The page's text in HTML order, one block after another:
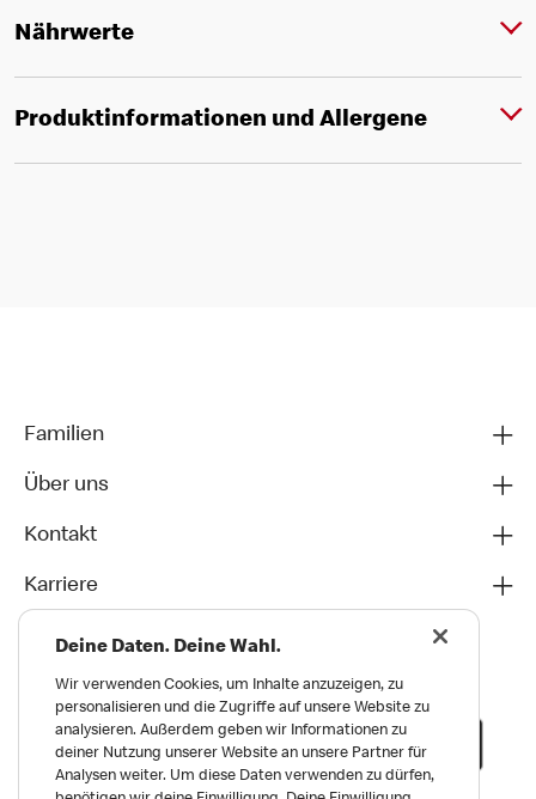
Nährwerte
Produktinformationen und Allergene
Familien
Über uns
Kontakt
Karriere
Deine Daten. Deine Wahl.
Wir verwenden Cookies, um Inhalte anzuzeigen, zu
personalisieren und die Zugriffe auf unsere Website zu
analysieren. Außerdem geben wir Informationen zu
deiner Nutzung unserer Website an unsere Partner für
Analysen weiter. Um diese Daten verwenden zu dürfen,